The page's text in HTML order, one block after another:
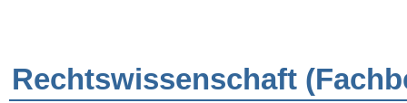
Rechtswissenschaft